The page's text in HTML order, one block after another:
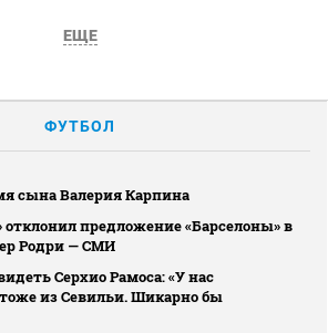
ЕЩЕ
ФУТБОЛ
сына Валерия Карпина
отклонил предложение «Барселоны» в
Родри — СМИ
Серхио Рамоса: «У нас
из Севильи. Шикарно бы